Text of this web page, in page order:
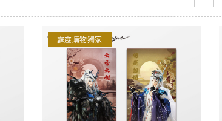
霹靂購物獨家